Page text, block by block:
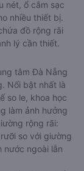
nét, ổ cắm sạc
nhiều thiết bị.
đồ rộng rãi
lý cần thiết.
tâm Đà Nẵng
Nổi bật nhất là
so le, khoa học
làm ảnh hưởng
rộng rãi:
so với giường
nước ngoài lẫn